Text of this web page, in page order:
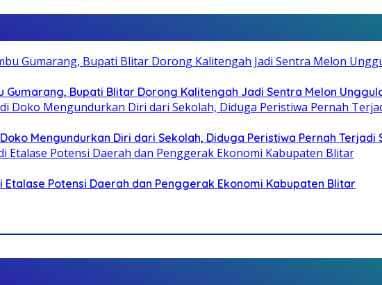
Gumarang, Bupati Blitar Dorong Kalitengah Jadi Sentra Melon
Mengundurkan Diri dari Sekolah, Diduga Peristiwa Pernah Terjadi
Etalase Potensi Daerah dan Penggerak Ekonomi Kabupaten Blitar